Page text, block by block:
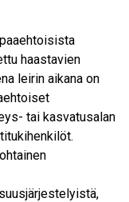
haastavien
leirin aikana on
tai kasvatusalan